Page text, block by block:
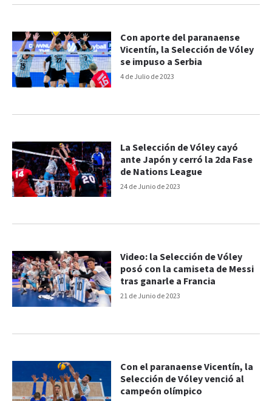
4 de Julio de 2023
Con aporte del paranaense
Vicentín, la Selección de Vóley
se impuso a Serbia
24 de Junio de 2023
La Selección de Vóley cayó
ante Japón y cerró la 2da Fase
de Nations League
21 de Junio de 2023
Video: la Selección de Vóley
posó con la camiseta de Messi
tras ganarle a Francia
Con el paranaense Vicentín, la
Selección de Vóley venció al
campeón olímpico